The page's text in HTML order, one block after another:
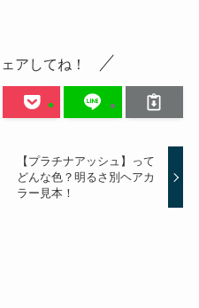
アしてね！
【プラチナアッシュ】って
どんな色？明るさ別ヘアカ
ラー見本！